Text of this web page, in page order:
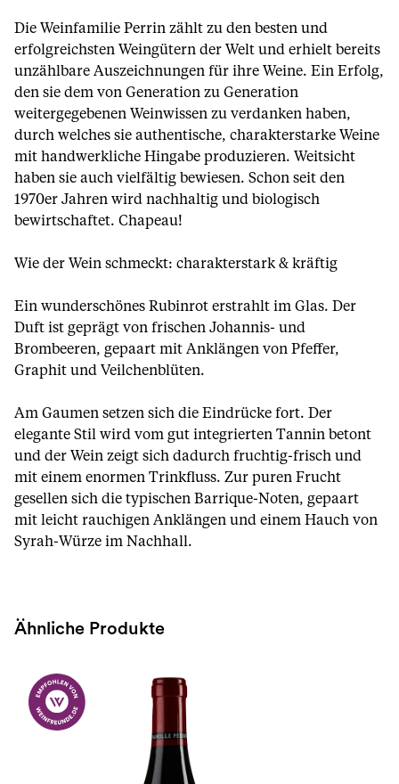
Die Weinfamilie Perrin zählt zu den besten und
erfolgreichsten Weingütern der Welt und erhielt bereits
unzählbare Auszeichnungen für ihre Weine. Ein Erfolg,
den sie dem von Generation zu Generation
weitergegebenen Weinwissen zu verdanken haben,
durch welches sie authentische, charakterstarke Weine
mit handwerkliche Hingabe produzieren. Weitsicht
haben sie auch vielfältig bewiesen. Schon seit den
1970er Jahren wird nachhaltig und biologisch
bewirtschaftet. Chapeau!
Wie der Wein schmeckt: charakterstark & kräftig
Ein wunderschönes Rubinrot erstrahlt im Glas. Der
Duft ist geprägt von frischen Johannis- und
Brombeeren, gepaart mit Anklängen von Pfeffer,
Graphit und Veilchenblüten.
Am Gaumen setzen sich die Eindrücke fort. Der
elegante Stil wird vom gut integrierten Tannin betont
und der Wein zeigt sich dadurch fruchtig-frisch und
mit einem enormen Trinkfluss. Zur puren Frucht
gesellen sich die typischen Barrique-Noten, gepaart
mit leicht rauchigen Anklängen und einem Hauch von
Syrah-Würze im Nachhall.
Ähnliche Produkte